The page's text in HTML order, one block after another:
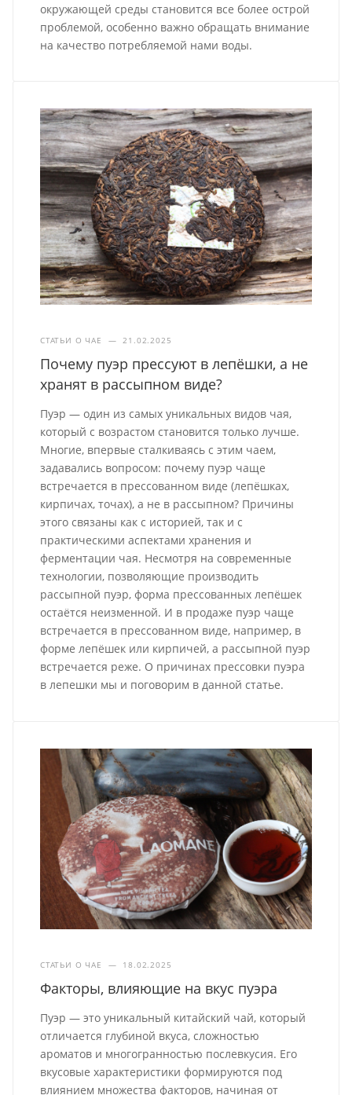
окружающей среды становится все более острой
проблемой, особенно важно обращать внимание
на качество потребляемой нами воды.
СТАТЬИ О ЧАЕ — 21.02.2025
Почему пуэр прессуют в лепёшки, а не
хранят в рассыпном виде?
Пуэр — один из самых уникальных видов чая,
который с возрастом становится только лучше.
Многие, впервые сталкиваясь с этим чаем,
задавались вопросом: почему пуэр чаще
встречается в прессованном виде (лепёшках,
кирпичах, точах), а не в рассыпном? Причины
этого связаны как с историей, так и с
практическими аспектами хранения и
ферментации чая. Несмотря на современные
технологии, позволяющие производить
рассыпной пуэр, форма прессованных лепёшек
остаётся неизменной. И в продаже пуэр чаще
встречается в прессованном виде, например, в
форме лепёшек или кирпичей, а рассыпной пуэр
встречается реже. О причинах прессовки пуэра
в лепешки мы и поговорим в данной статье.
СТАТЬИ О ЧАЕ — 18.02.2025
Факторы, влияющие на вкус пуэра
Пуэр — это уникальный китайский чай, который
отличается глубиной вкуса, сложностью
ароматов и многогранностью послевкусия. Его
вкусовые характеристики формируются под
влиянием множества факторов, начиная от